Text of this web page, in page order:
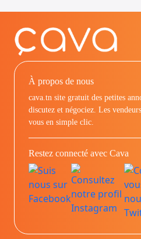
À propos de nous
cava.tn site gratuit des petites
discutez et négociez. Les
vous en simple clic.
Restez connecté avec Cava